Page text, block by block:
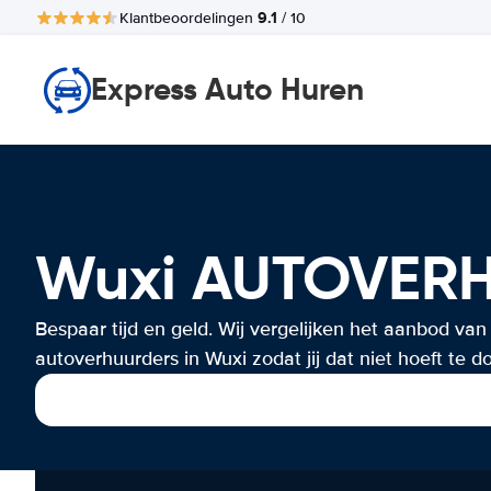
Klantbeoordelingen 9.1 / 10
Express Auto Huren
Wuxi
Bespaar tijd en geld. Wij vergelijken het aanbod van
autoverhuurders in Wuxi zodat jij dat niet hoeft te